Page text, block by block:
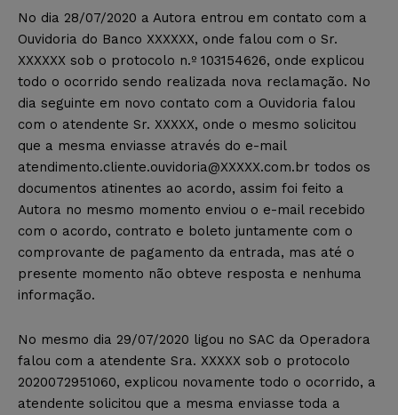
No dia 28/07/2020 a Autora entrou em contato com a
Ouvidoria do Banco XXXXXX, onde falou com o Sr.
XXXXXX sob o protocolo n.º 103154626, onde explicou
todo o ocorrido sendo realizada nova reclamação. No
dia seguinte em novo contato com a Ouvidoria falou
com o atendente Sr. XXXXX, onde o mesmo solicitou
que a mesma enviasse através do e-mail
atendimento.cliente.ouvidoria@XXXXX.com.br todos os
documentos atinentes ao acordo, assim foi feito a
Autora no mesmo momento enviou o e-mail recebido
com o acordo, contrato e boleto juntamente com o
comprovante de pagamento da entrada, mas até o
presente momento não obteve resposta e nenhuma
informação.
No mesmo dia 29/07/2020 ligou no SAC da Operadora
falou com a atendente Sra. XXXXX sob o protocolo
2020072951060, explicou novamente todo o ocorrido, a
atendente solicitou que a mesma enviasse toda a